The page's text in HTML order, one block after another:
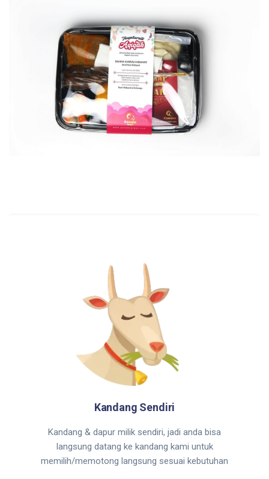
Kandang Sendiri
Kandang & dapur milik sendiri, jadi anda bisa
langsung datang ke kandang kami untuk
memilih/memotong langsung sesuai kebutuhan